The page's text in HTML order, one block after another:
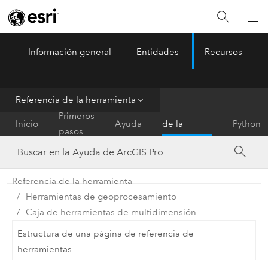
ArcGIS Pro Menu
Información general Entidades Recursos
Referencia de la herramienta
Inicio
Primeros
pasos
Ayuda
de la
herramienta
Python
Referencia de la herramienta
Herramientas de geoprocesamiento
Caja de herramientas de multidimensión
Estructura de una página de referencia de
herramientas